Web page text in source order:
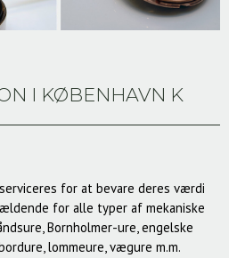
I KØBENHAVN K
for at bevare deres værdi
for alle typer af mekaniske
Bornholmer-ure, engelske
lommeure, vægure m.m.